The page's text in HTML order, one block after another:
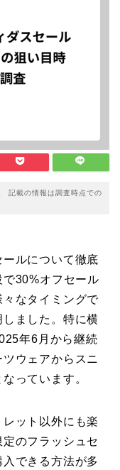
記載の情報は調査時点での
ルについて徹底
30%オフセール
なタイミングで
ました。特に横
年6月から継続
ウェアからスニ
っています。
ット以外にも楽
のフラッシュセ
できる方法が多